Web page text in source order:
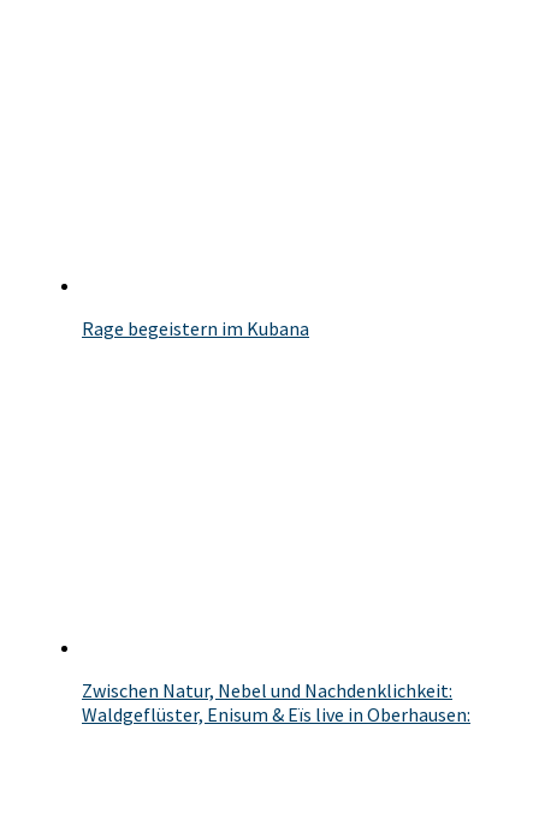
Rage begeistern im Kubana
Zwischen Natur, Nebel und Nachdenklichkeit:
Waldgeflüster, Enisum & Eïs live in Oberhausen: